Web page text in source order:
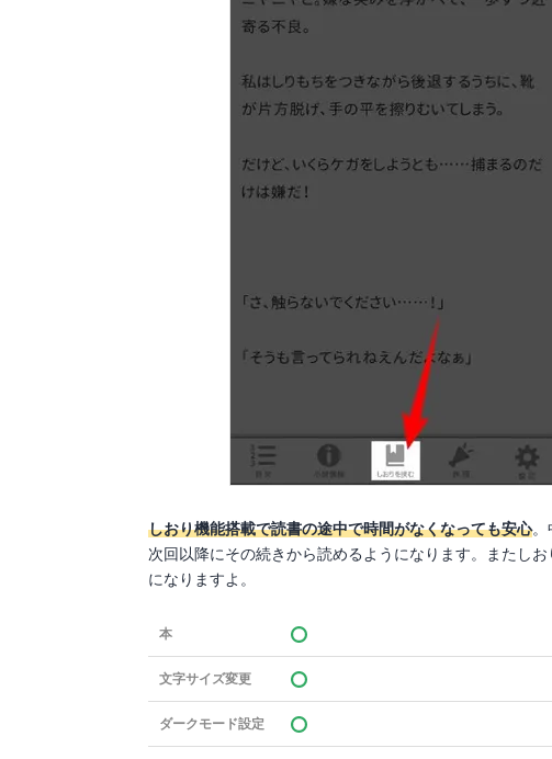
しおり機能搭載で読書の途中で時間がなくなっても安心。
次回以降にその続きから読めるようになります。またし
になりますよ。
本
文字サイズ変更
ダークモード設定